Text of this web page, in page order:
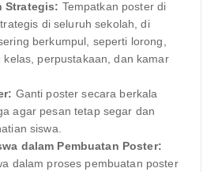
Strategis: Tempatkan poster di
di seluruh sekolah, di
berkumpul, seperti lorong,
kelas, perpustakaan, dan kamar
Ganti poster secara berkala
agar pesan tetap segar dan
siswa.
dalam Pembuatan Poster:
dalam proses pembuatan poster